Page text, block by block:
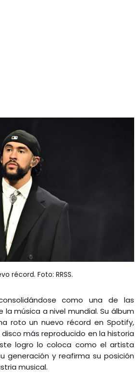
récord. Foto: RRSS.
como una de las
la música a nivel mundial. Su álbum
roto un nuevo récord en Spotify,
más reproducido en la historia
logro lo coloca como el artista
generación y reafirma su posición
musical.